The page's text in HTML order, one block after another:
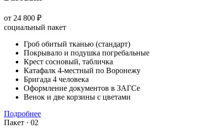
от 24 800 ₽
социальный пакет
Гроб обитый тканью (стандарт)
Покрывало и подушка погребальные
Крест сосновый, табличка
Катафалк 4-местный по Воронежу
Бригада 4 человека
Оформление документов в ЗАГСе
Венок и две корзины с цветами
Подробнее
Пакет · 02